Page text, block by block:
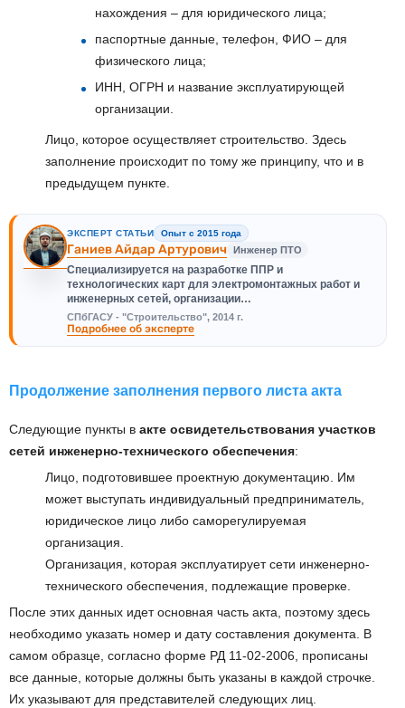
нахождения – для юридического лица;
паспортные данные, телефон, ФИО – для
физического лица;
ИНН, ОГРН и название эксплуатирующей
организации.
Лицо, которое осуществляет строительство. Здесь
заполнение происходит по тому же принципу, что и в
предыдущем пункте.
ЭКСПЕРТ СТАТЬИ Опыт с 2015 года
Ганиев Айдар Артурович
Инженер ПТО
Специализируется на разработке ППР и
технологических карт для электромонтажных работ и
инженерных сетей, организации…
СПбГАСУ - "Строительство", 2014 г.
Подробнее об эксперте
Продолжение заполнения первого листа акта
Следующие пункты в акте освидетельствования участков
сетей инженерно-технического обеспечения:
Лицо, подготовившее проектную документацию. Им
может выступать индивидуальный предприниматель,
юридическое лицо либо саморегулируемая
организация.
Организация, которая эксплуатирует сети инженерно-
технического обеспечения, подлежащие проверке.
После этих данных идет основная часть акта, поэтому здесь
необходимо указать номер и дату составления документа. В
самом образце, согласно форме РД 11-02-2006, прописаны
все данные, которые должны быть указаны в каждой строчке.
Их указывают для представителей следующих лиц.